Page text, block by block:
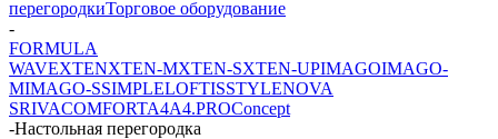
перегородкиТорговое оборудование
-
FORMULA
WAVEXTENXTEN-MXTEN-SXTEN-UPIMAGOIMAGO-
MIMAGO-SSIMPLELOFTISSTYLENOVA
SRIVACOMFORTA4A4.PROConcept
-Настольная перегородка